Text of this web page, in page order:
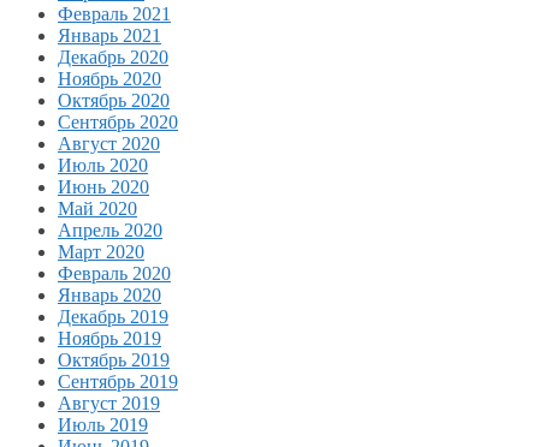
Февраль 2021
Январь 2021
Декабрь 2020
Ноябрь 2020
Октябрь 2020
Сентябрь 2020
Август 2020
Июль 2020
Июнь 2020
Май 2020
Апрель 2020
Март 2020
Февраль 2020
Январь 2020
Декабрь 2019
Ноябрь 2019
Октябрь 2019
Сентябрь 2019
Август 2019
Июль 2019